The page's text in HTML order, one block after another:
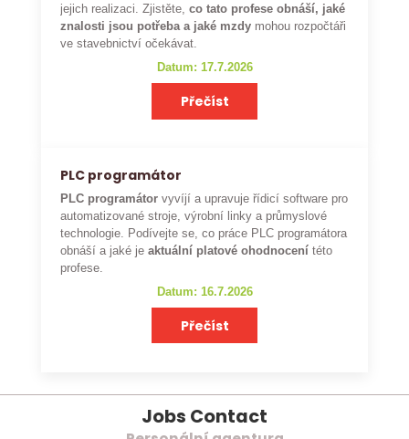
jejich realizaci. Zjistěte,co tato profese obnáší, jaké
znalosti jsou potřeba a jaké mzdy mohou rozpočtáři
ve stavebnictví očekávat.
Datum: 17.7.2026
Přečíst
PLC programátor
PLC programátor vyvíjí a upravuje řídicí software pro
automatizované stroje, výrobní linky a průmyslové
technologie. Podívejte se, co práce PLC programátora
obnáší a jaké je aktuální platové ohodnocení této
profese.
Datum: 16.7.2026
Přečíst
Jobs Contact